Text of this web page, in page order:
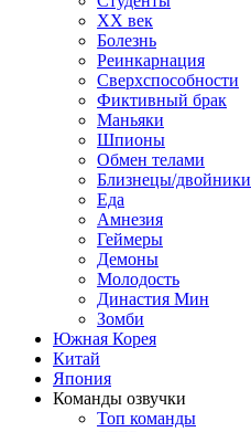
ХХ век
Болезнь
Реинкарнация
Сверхспособности
Фиктивный брак
Маньяки
Шпионы
Обмен телами
Близнецы/двойники
Еда
Амнезия
Геймеры
Демоны
Молодость
Династия Мин
Зомби
Южная Корея
Китай
Япония
Команды озвучки
Топ команды